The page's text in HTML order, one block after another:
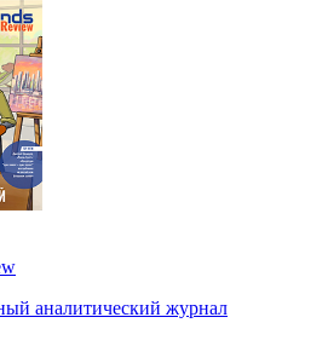
аналитический журнал